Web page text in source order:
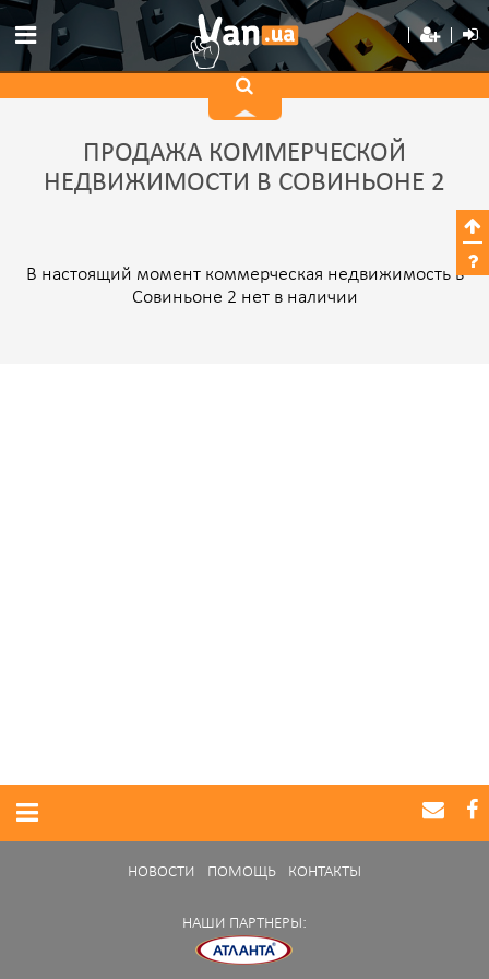
ПРОДАЖА КОММЕРЧЕСКОЙ
НЕДВИЖИМОСТИ В СОВИНЬОНЕ 2
В настоящий момент коммерческая недвижимость в
Совиньоне 2 нет в наличии
НОВОСТИ ПОМОЩЬ КОНТАКТЫ
НАШИ ПАРТНЕРЫ: